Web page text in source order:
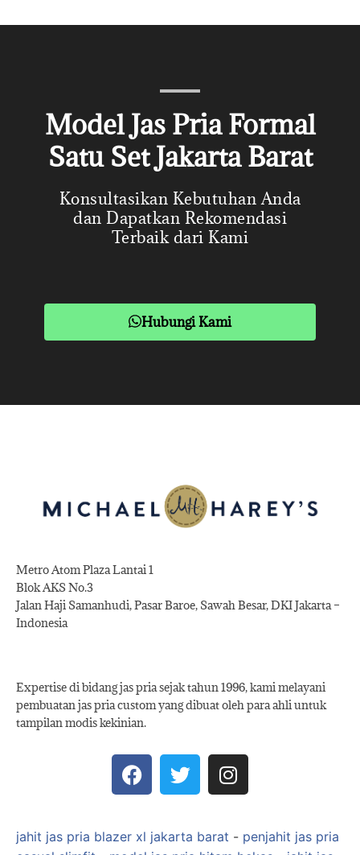
Model Jas Pria Formal
Satu Set Jakarta Barat
Konsultasikan Kebutuhan Anda
dan Dapatkan Rekomendasi
Terbaik dari Kami
Hubungi Kami
Metro Atom Plaza Lantai 1
Blok AKS No.3
Jalan Haji Samanhudi, Pasar Baroe, Sawah Besar, DKI Jakarta –
Indonesia
Expertise di bidang jas pria sejak tahun 1996, kami melayani
pembuatan jas pria custom yang dibuat oleh para ahli untuk
tampilan modis kekinian.
jahit jas pria blazer xl jakarta barat - penjahit jas pria